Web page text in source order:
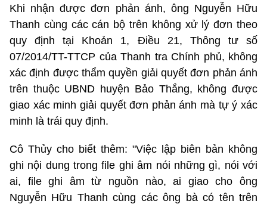
Khi nhận được đơn phản ánh, ông Nguyễn Hữu
Thanh cùng các cán bộ trên không xử lý đơn theo
quy định tại Khoản 1, Điều 21, Thông tư số
07/2014/TT-TTCP của Thanh tra Chính phủ, không
xác định được thẩm quyền giải quyết đơn phản ánh
trên thuộc UBND huyện Bảo Thắng, không được
giao xác minh giải quyết đơn phản ánh mà tự ý xác
minh là trái quy định.
Cô Thủy cho biết thêm: "Việc lập biên bản không
ghi nội dung trong file ghi âm nói những gì, nói với
ai, file ghi âm từ nguồn nào, ai giao cho ông
Nguyễn Hữu Thanh cùng các ông bà có tên trên